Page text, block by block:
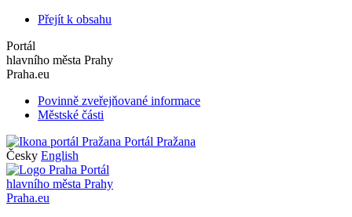
Přejít k obsahu
Portál
hlavního města Prahy
Praha.eu
Povinně zveřejňované informace
Městské části
Portál Pražana
Česky English
Portál
hlavního města Prahy
Praha.eu